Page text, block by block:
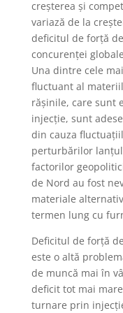
creșterea și
variază de la
deficitul de forță
concurenței
Una dintre cele
fluctuant al
rășinile, care sunt
injecție, sunt
din cauza
perturbărilor
factorilor
de Nord au fost
materiale
termen lung cu
Deficitul de forță
este o altă
de muncă mai în
deficit tot mai
turnare prin